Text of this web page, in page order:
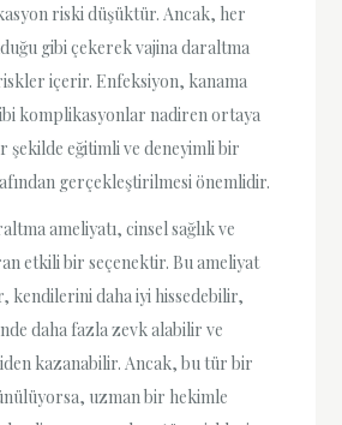
riski düşüktür. Ancak, her
gibi çekerek vajina daraltma
içerir. Enfeksiyon, kanama
komplikasyonlar nadiren ortaya
şekilde eğitimli ve deneyimli bir
gerçekleştirilmesi önemlidir.
ameliyatı, cinsel sağlık ve
etkili bir seçenektir. Bu ameliyat
kendilerini daha iyi hissedebilir,
daha fazla zevk alabilir ve
kazanabilir. Ancak, bu tür bir
uzman bir hekimle